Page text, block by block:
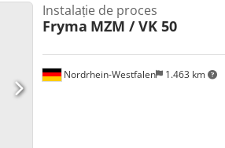
Nordrhein-Westfalen 1.463 km
Instalație de proces
Fryma MZM / VK 50